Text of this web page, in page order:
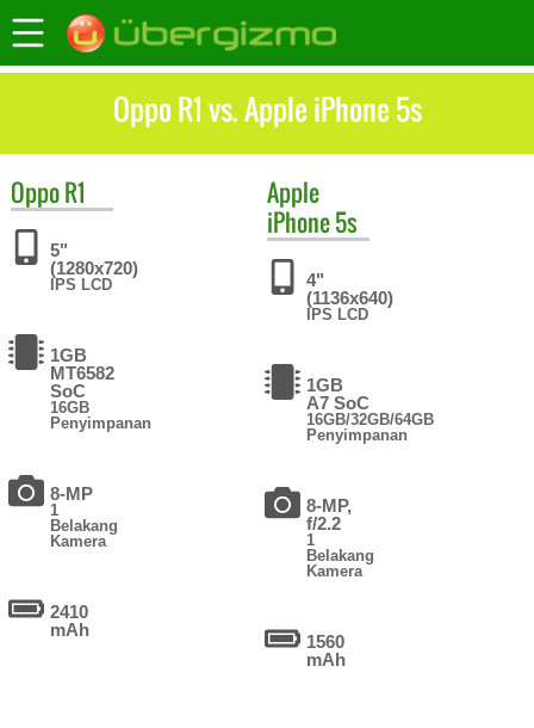
Oppo R1 vs. Apple iPhone 5s
OppoR1
5"
(1280x720)
IPS LCD
1GB
MT6582
SoC
16GB
Penyimpanan
8-MP
1
Belakang
Kamera
2410
mAh
Apple
iPhone 5s
4"
(1136x640)
IPS LCD
1GB
A7 SoC
16GB/32GB/64GB
Penyimpanan
8-MP,
f/2.2
1
Belakang
Kamera
1560
mAh